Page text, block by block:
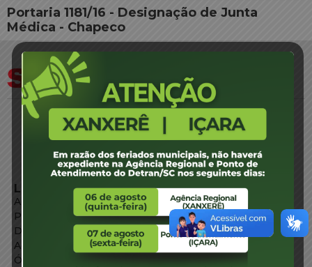
Portaria 1181/16 - Designação de Junta
Médica - Chapeco
LINKS EXTERNOS
Agência de Notícias
Portal de Serviços
Diário Oficial
Acesso à Informação
Órgãos do Governo